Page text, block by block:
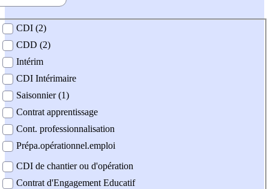
contrat
CDI (2)
CDD (2)
Intérim
CDI Intérimaire
Saisonnier (1)
Contrat apprentissage
Cont. professionnalisation
Prépa.opérationnel.emploi
CDI de chantier ou d'opération
Contrat d'Engagement Educatif